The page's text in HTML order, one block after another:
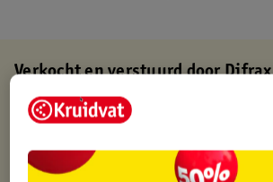
Verkocht en verstuurd doorDifrax
Binnen 1 werkdag verstuurd
Gratis retourneren via verkooppartner.
Gratis punten met je Kruidvat kaart